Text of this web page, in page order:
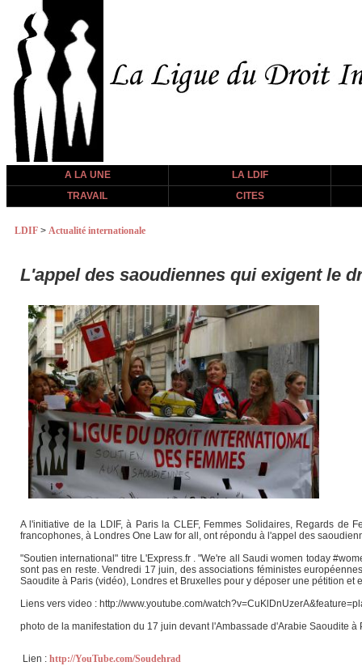
A LA UNE
LA LDIF
TRAVAIL
CITES
LDIF > Actualité internationale
L'appel des saoudiennes qui exigent le
A l'initiative de la LDIF, à Paris la CLEF, Femmes Solidaires, Regards de
francophones, à Londres One Law for all, ont répondu à l'appel des
"Soutien international" titre L'Express.fr . "We're all Saudi women today
sont pas en reste. Vendredi 17 juin, des associations féministes
Saoudite à Paris (vidéo), Londres et Bruxelles pour y déposer une pétition et
Liens vers video : http://www.youtube.com/
photo de la manifestation du 17 juin devant l'Ambassade d'Arabie Saoudite à
Lien : http://YouTube.com/Soudehrad